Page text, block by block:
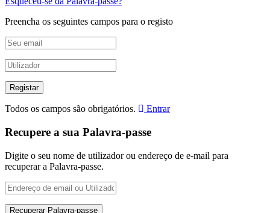
Preencha os seguintes campos para o registo
Todos os campos são obrigatórios. Entrar
Recupere a sua Palavra-passe
Digite o seu nome de utilizador ou endereço de e-mail para
recuperar a Palavra-passe.